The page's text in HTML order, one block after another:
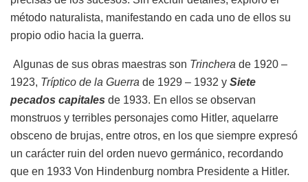
método naturalista, manifestando en cada uno de ellos su
propio odio hacia la guerra.
Algunas de sus obras maestras son Trinchera de 1920 –
1923, Tríptico de la Guerra de 1929 – 1932 y Siete
pecados capitales de 1933. En ellos se observan
monstruos y terribles personajes como Hitler, aquelarre
obsceno de brujas, entre otros, en los que siempre expresó
un carácter ruin del orden nuevo germánico, recordando
que en 1933 Von Hindenburg nombra Presidente a Hitler.